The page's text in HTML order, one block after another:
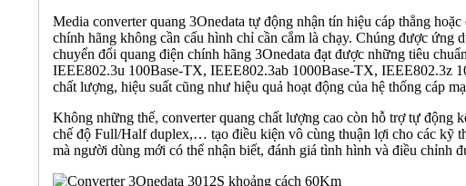
Media converter quang 3Onedata tự động nhận tín hiệu cáp thẳng
chính hãng không cần cấu hình chỉ cần cắm là chạy. Chúng được
chuyển đổi quang điện chính hãng 3Onedata đạt được những tiêu
IEEE802.3u 100Base-TX, IEEE802.3ab 1000Base-TX, IEEE802.3z
chất lượng, hiệu suất cũng như hiệu quả hoạt động của hệ thống cáp
Không những thế, converter quang chất lượng cao còn hỗ trợ tự
chế độ Full/Half duplex,… tạo điều kiện vô cùng thuận lợi cho các kỹ
mà người dùng mới có thể nhận biết, đánh giá tình hình và điều chỉnh